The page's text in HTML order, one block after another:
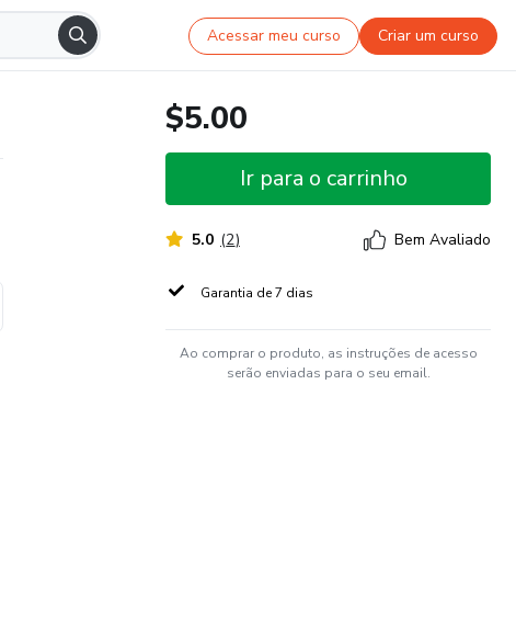
Acessar meu curso Criar um curso
$5.00
Ir para o carrinho
5.0 (2) Bem Avaliado
Garantia de 7 dias
Ao comprar o produto, as instruções de acesso
serão enviadas para o seu email.